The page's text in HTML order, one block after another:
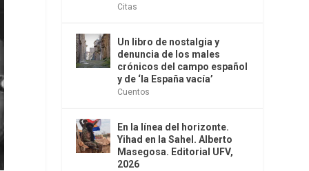
Citas
Un libro de nostalgia y
denuncia de los males
crónicos del campo español
y de ‘la España vacía’
Cuentos
En la línea del horizonte.
Yihad en la Sahel. Alberto
Masegosa. Editorial UFV,
2026